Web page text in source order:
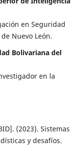
en Seguridad
Nuevo León.
Bolivariana del
en la
(2023). Sistemas
y desafíos.